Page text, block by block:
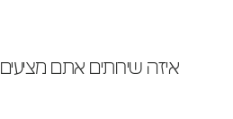
איזה שירותים אתם מציעים